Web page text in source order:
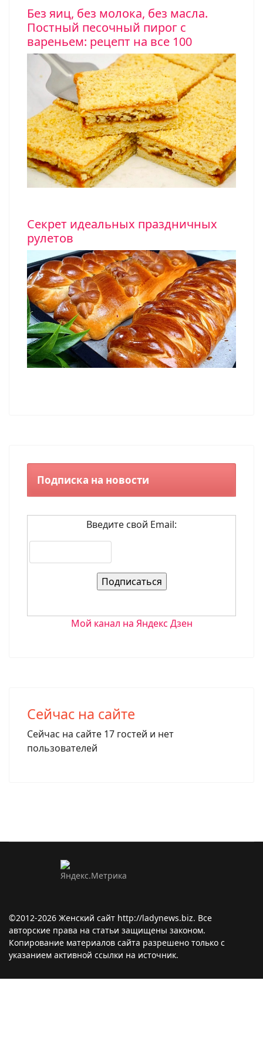
Без яиц, без молока, без масла.
Постный песочный пирог с
вареньем: рецепт на все 100
Секрет идеальных праздничных
рулетов
Подписка на новости
Введите свой Email:
Мой канал на Яндекс Дзен
Сейчас на сайте
Сейчас на сайте 17 гостей и нет
пользователей
©2012-2026 Женский сайт http://ladynews.biz. Все
авторские права на статьи защищены законом.
Копирование материалов сайта разрешено только с
указанием активной ссылки на источник.